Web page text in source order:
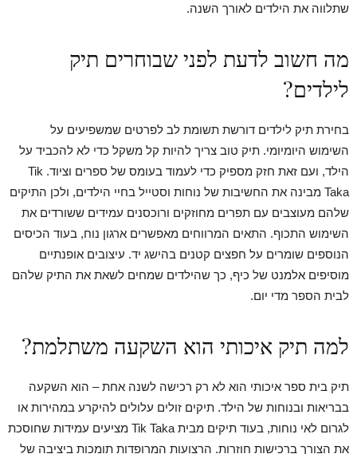
שתלווה את הילדים לאורך השנה.
מה חשוב לדעת לפני שבוחרים תיק
לילדים?
בחירת תיק לילדים דורשת תשומת לב לפרטים שמשפיעים על
השימוש היומיומי. תיק טוב צריך להיות קל משקל כדי לא להכביד על
הילד, ועם זאת חזק מספיק כדי לעמוד בעומס של ספרים וציוד. Tik
Taka מבינה את החשיבות של נוחות וסטייל בחיי הילדים, ולכן התיקים
שלהם מעוצבים עם תפרים מחוזקים ורוכסנים עמידים ששורדים את
השימוש התכוף. התאים המרווחים מאפשרים ארגון נוח, בעוד הכיסים
הנוספים שומרים על חפצים קטנים בהישג יד. עיצובים אופנתיים
מוסיפים אלמנט של כיף, כך שהילדים שמחים לשאת את התיק שלהם
לבית הספר מדי יום.
למה תיק איכותי הוא השקעה משתלמת?
תיק בית ספר איכותי הוא לא רק רכישה לשנה אחת – הוא השקעה
בבריאות ובנוחות של הילד. תיקים זולים עלולים להיקרע במהירות או
לגרום לאי נוחות, בעוד תיקים מבית Tik Taka מציעים עמידות שחוסכת
את הצורך ברכישות חוזרות. הרצועות המרופדות תומכות ביציבה של